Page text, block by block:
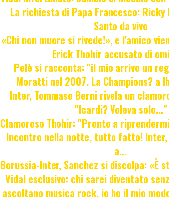
La richiesta di Papa Francesco:
Santo da vivo
«Chi non muore si rivede!», e l'amico
Erick Thohir accusato di
Pelè si racconta: "il mio arrivo un
Moratti nel 2007. La Champions? a
Inter, Tommaso Berni rivela un
"Icardi? Voleva solo..."
Clamoroso Thohir: "Pronto a
Incontro nella notte, tutto fatto! Inter,
a...
Borussia-Inter, Sanchez si discolpa: «È
Vidal esclusivo: chi sarei diventato
ascoltano musica rock, io ho il mio